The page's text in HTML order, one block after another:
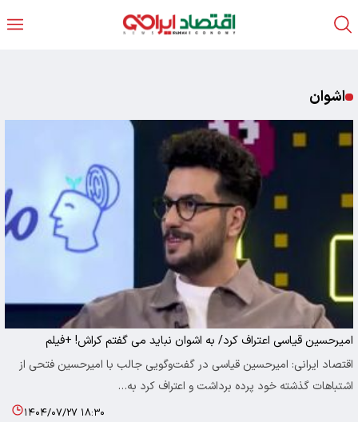
اشوان
امیرحسین قیاسی اعتراف کرد/ به اشوان نباید می گفتم کراش! +فیلم
اقتصاد ایرانی: امیرحسین قیاسی در گفت‌وگویی جالب با امیرحسین فتحی از
اشتباهات گذشته خود پرده برداشت و اعتراف کرد به…
۱۴۰۴/۰۷/۲۷ ۱۸:۳۰